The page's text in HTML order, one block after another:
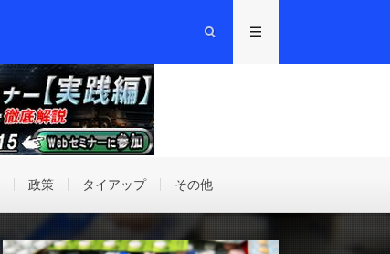
政策 タイアップ その他